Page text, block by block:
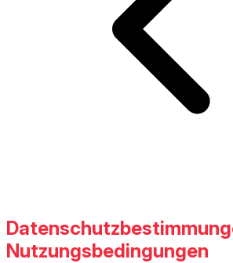
Nutzungsbedingungen